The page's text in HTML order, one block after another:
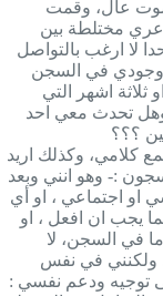
عال، وقمت
مختلطة بين
لا ارغب بالتواصل
اشهر التي
تحدث معي احد
؟؟؟
كلامي، وكذلك اريد
:- وهو انني وبعد
او اجتماعي ، او أي
ان افعل ، او
العالم الخارجي بعد ان قضيت 14 عاما في السجن، لا
ولكنني في نفس
توجيه ودعم نفسي :